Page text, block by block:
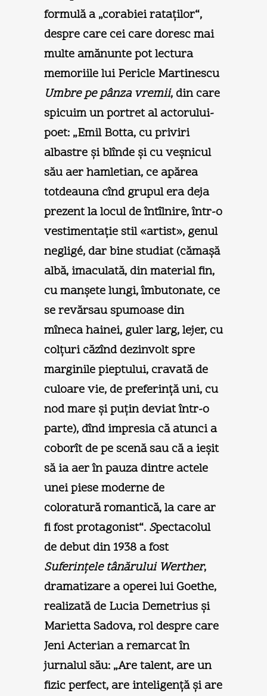
formulă a „corabiei rataţilor“,
despre care cei care doresc mai
multe amănunte pot lectura
memoriile lui Pericle Martinescu
Umbre pe pânza vremii, din care
spicuim un portret al actorului-
poet: „Emil Botta, cu priviri
albastre şi blînde şi cu veşnicul
său aer hamletian, ce apărea
totdeauna cînd grupul era deja
prezent la locul de întîlnire, într-o
vestimentaţie stil «artist», genul
negligé, dar bine studiat (cămaşă
albă, imaculată, din material fin,
cu manşete lungi, îmbutonate, ce
se revărsau spumoase din
mîneca hainei, guler larg, lejer, cu
colţuri căzînd dezinvolt spre
marginile pieptului, cravată de
culoare vie, de preferinţă uni, cu
nod mare şi puţin deviat într-o
parte), dînd impresia că atunci a
coborît de pe scenă sau că a ieşit
să ia aer în pauza dintre actele
unei piese moderne de
coloratură romantică, la care ar
fi fost protagonist“. Spectacolul
de debut din 1938 a fost
Suferinţele tânărului Werther,
dramatizare a operei lui Goethe,
realizată de Lucia Demetrius şi
Marietta Sadova, rol despre care
Jeni Acterian a remarcat în
jurnalul său: „Are talent, are un
fizic perfect, are inteligenţă şi are